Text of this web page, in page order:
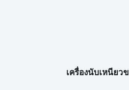
เครื่องนับเหนียว